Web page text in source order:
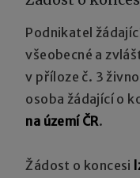
Podnikatel
všeobecné a
v příloze č. 3
osoba žádající o
na území ČR.
Žádost o koncesi